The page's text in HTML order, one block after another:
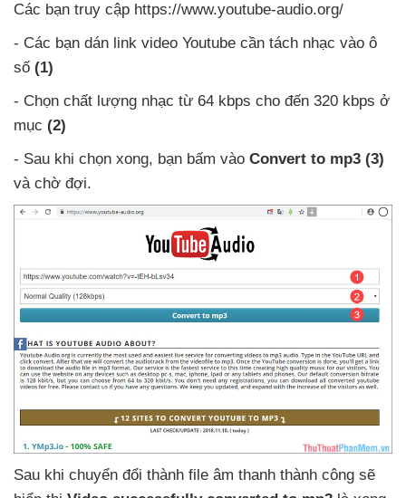
Các bạn truy cập https://www.youtube-audio.org/
- Các bạn dán link video Youtube cần tách nhạc vào ô
số (1)
- Chọn chất lượng nhạc từ 64 kbps cho đến 320 kbps ở
mục (2)
- Sau khi chọn xong, bạn bấm vào Convert to mp3 (3)
và chờ đợi.
Sau khi chuyển đổi thành file âm thanh thành công sẽ